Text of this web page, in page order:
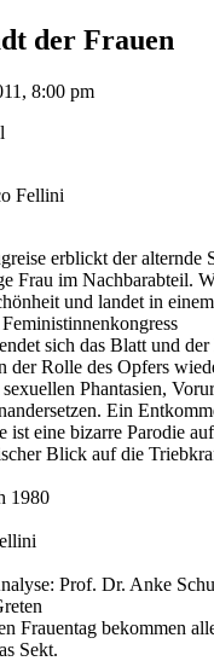
der Frauen
8:00 pm
Fellini
erblickt der alternde
Frau im Nachbarabteil.
und landet in
sich das Blatt und
der Rolle des Opfers
Phantasien,
Ein
ist eine bizarre Parodie
Blick auf die
1980
Prof. Dr. Anke
Frauentag bekommen
Sekt.